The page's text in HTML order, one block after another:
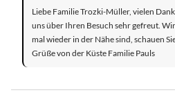
Liebe Familie Trozki-Müller, vielen
uns über Ihren Besuch sehr gefreut.
mal wieder in der Nähe sind, schauen
Grüße von der Küste Familie Pauls